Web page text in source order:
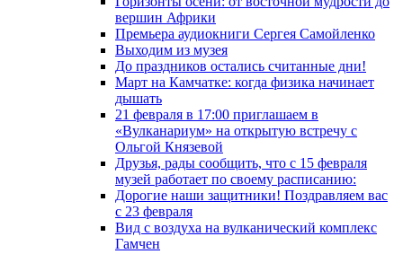
вершин Африки
Премьера аудиокниги Сергея Самойленко
Выходим из музея
До праздников остались считанные дни!
Март на Камчатке: когда физика начинает
дышать
21 февраля в 17:00 приглашаем в
«Вулканариум» на открытую встречу с
Ольгой Князевой
Друзья, рады сообщить, что с 15 февраля
музей работает по своему расписанию:
Дорогие наши защитники! Поздравляем вас
с 23 февраля
Вид с воздуха на вулканический комплекс
Гамчен